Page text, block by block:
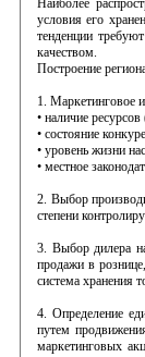
условия его
тенденции
качеством.
Построение
1. Маркетинговое
• наличие
• состояние
• уровень жизни
• местное
2. Выбор
степени
3. Выбор дилера
продажи в
система хранения
4. Определение
путем
маркетинговых